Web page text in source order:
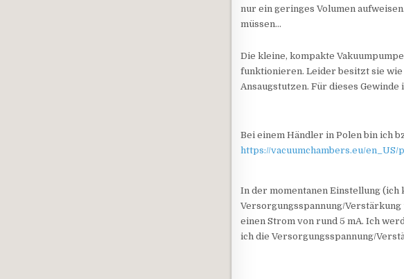
nur ein geringes Volumen
müssen…
Die kleine, kompakte
funktionieren. Leider besitzt sie wie
Ansaugstutzen. Für dieses
Bei einem Händler in Polen bin ich
https://vacuumchambers.eu/
In der momentanen Einstellung (ich
Versorgungsspannung/Verstärkung
einen Strom von rund 5 mA. Ich
ich die Versorgungsspannung/